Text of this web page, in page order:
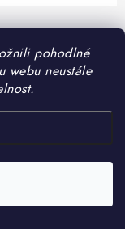
pohodlné
webu neustále
vyhrazena.